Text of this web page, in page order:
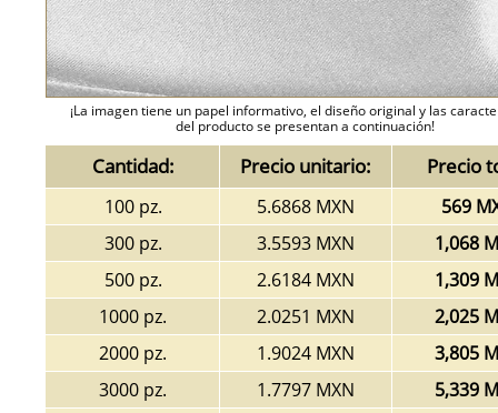
¡La imagen tiene un papel informativo, el diseño original y las
del producto se presentan a continuación!
Cantidad: Precio unitario: Precio
100 pz. 5.6868 MXN
569
300 pz.
3.5593 MXN
1,068
500 pz.
2.6184 MXN
1,309
1000 pz.
2.0251 MXN
2,025
2000 pz.
1.9024 MXN
3,805
3000 pz.
1.7797 MXN
5,339